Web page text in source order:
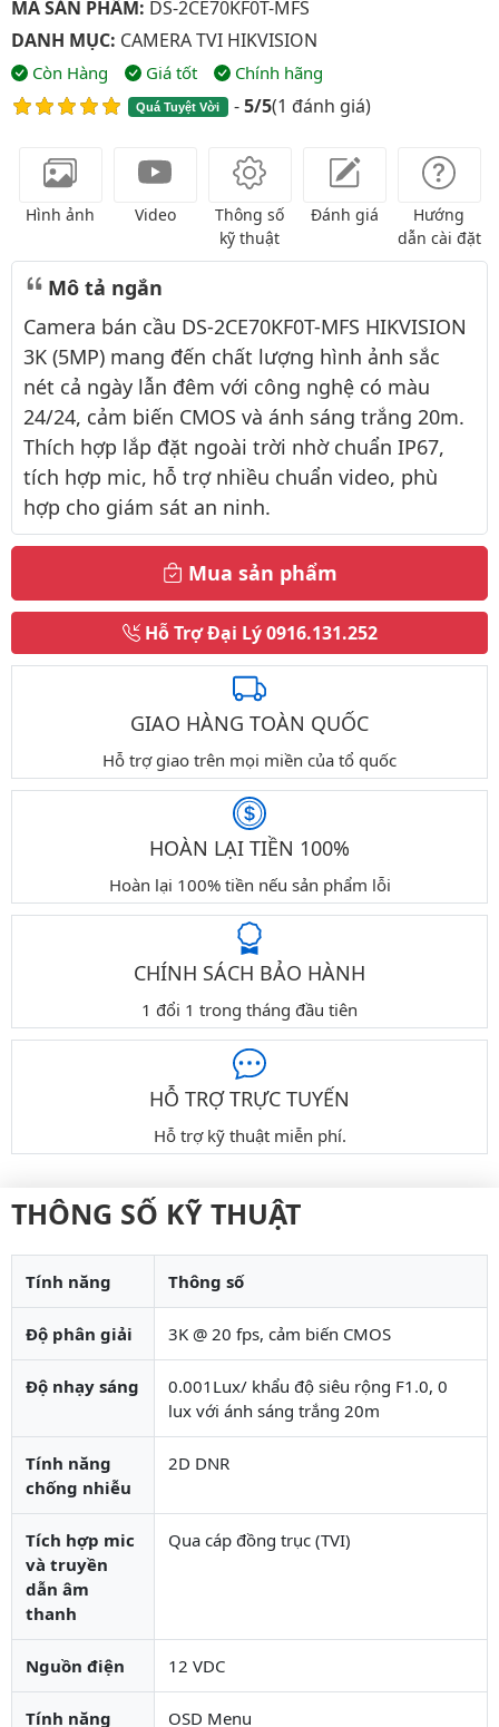
MÃ SẢN PHẨM: DS-2CE70KF0T-MFS
DANH MỤC: CAMERA TVI HIKVISION
Còn Hàng Giá tốt Chính hãng
Quá Tuyệt Vời -5/5(1 đánh giá)
Hình ảnh Video
Thông số
kỹ thuật
Đánh giá
Hướng
dẫn cài đặt
Mô tả ngắn
Camera bán cầu DS-2CE70KF0T-MFS HIKVISION
3K (5MP) mang đến chất lượng hình ảnh sắc
nét cả ngày lẫn đêm với công nghệ có màu
24/24, cảm biến CMOS và ánh sáng trắng 20m.
Thích hợp lắp đặt ngoài trời nhờ chuẩn IP67,
tích hợp mic, hỗ trợ nhiều chuẩn video, phù
hợp cho giám sát an ninh.
Mua sản phẩm
Hỗ Trợ Đại Lý0916.131.252
GIAO HÀNG TOÀN QUỐC
Hỗ trợ giao trên mọi miền của tổ quốc
HOÀN LẠI TIỀN 100%
Hoàn lại 100% tiền nếu sản phẩm lỗi
CHÍNH SÁCH BẢO HÀNH
1 đổi 1 trong tháng đầu tiên
HỖ TRỢ TRỰC TUYẾN
Hỗ trợ kỹ thuật miễn phí.
THÔNG SỐ KỸ THUẬT
Tính năng Thông số
Độ phân giải 3K @ 20 fps, cảm biến CMOS
Độ nhạy sáng
0.001Lux/ khẩu độ siêu rộng F1.0, 0
lux với ánh sáng trắng 20m
Tính năng
chống nhiễu
2D DNR
Tích hợp mic
và truyền
dẫn âm
thanh
Qua cáp đồng trục (TVI)
Nguồn điện 12 VDC
Tính năng OSD Menu